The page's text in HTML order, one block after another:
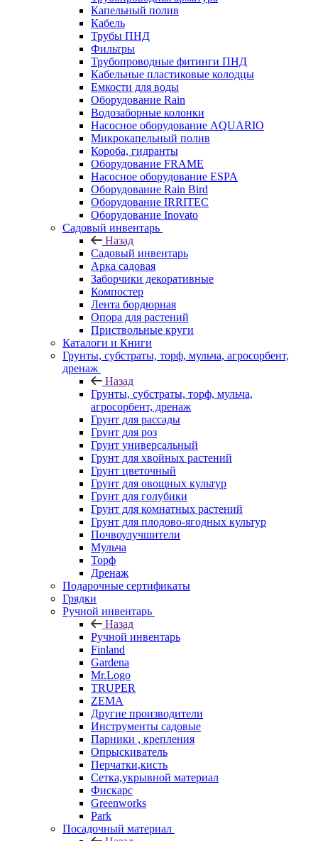
Капельный полив
Кабель
Трубы ПНД
Фильтры
Трубопроводные фитинги ПНД
Кабельные пластиковые колодцы
Емкости для воды
Оборудование Rain
Водозаборные колонки
Насосное оборудование AQUARIO
Микрокапельный полив
Короба, гидранты
Оборудование FRAME
Насосное оборудование ESPA
Оборудование Rain Bird
Оборудование IRRITEC
Оборудование Inovato
Садовый инвентарь
Назад
Садовый инвентарь
Арка садовая
Заборчики декоративные
Компостер
Лента бордюрная
Опора для растений
Приствольные круги
Каталоги и Книги
Грунты, субстраты, торф, мульча, агросорбент,
дренаж
Назад
Грунты, субстраты, торф, мульча,
агросорбент, дренаж
Грунт для рассады
Грунт для роз
Грунт универсальный
Грунт для хвойных растений
Грунт цветочный
Грунт для овощных культур
Грунт для голубики
Грунт для комнатных растений
Грунт для плодово-ягодных культур
Почвоулучшители
Мульча
Торф
Дренаж
Подарочные сертификаты
Грядки
Ручной инвентарь
Назад
Ручной инвентарь
Finland
Gardena
Mr.Logo
TRUPER
ZEMA
Другие производители
Инструменты садовые
Парники , крепления
Опрыскиватель
Перчатки,кисть
Сетка,укрывной материал
Фискарс
Greenworks
Park
Посадочный материал